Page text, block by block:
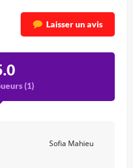
Laisser un avis
(1)
Sofia Mahieu